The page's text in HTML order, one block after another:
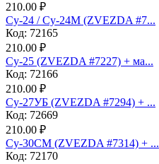
210.00 ₽
Су-24 / Су-24М (ZVEZDA #7...
Код: 72165
210.00 ₽
Су-25 (ZVEZDA #7227) + ма...
Код: 72166
210.00 ₽
Су-27УБ (ZVEZDA #7294) + ...
Код: 72669
210.00 ₽
Су-30СМ (ZVEZDA #7314) + ...
Код: 72170